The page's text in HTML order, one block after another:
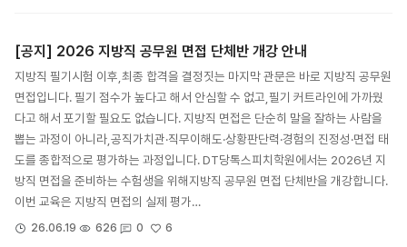
[공지] 2026 지방직 공무원 면접 단체반 개강 안내
지방직 필기시험 이후,최종 합격을 결정짓는 마지막 관문은 바로 지방직 공무원
면접입니다. 필기 점수가 높다고 해서 안심할 수 없고,필기 커트라인에 가까웠
다고 해서 포기할 필요도 없습니다. 지방직 면접은 단순히 말을 잘하는 사람을
뽑는 과정이 아니라,공직가치관·직무이해도·상황판단력·경험의 진정성·면접 태
도를 종합적으로 평가하는 과정입니다. DT당톡스피치학원에서는 2026년 지
방직 면접을 준비하는 수험생을 위해지방직 공무원 면접 단체반을 개강합니다.
이번 교육은 지방직 면접의 실제 평가…
26.06.19 626 0 6